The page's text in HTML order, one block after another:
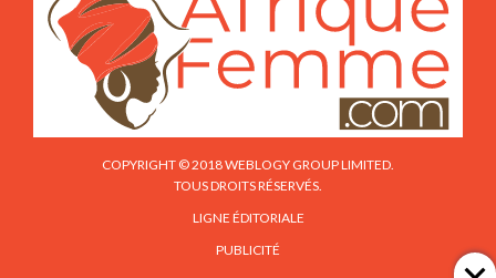
COPYRIGHT © 2018 WEBLOGY GROUP LIMITED.
TOUS DROITS RÉSERVÉS.
LIGNE ÉDITORIALE
PUBLICITÉ